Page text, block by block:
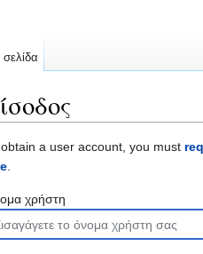
a user account, you must
.
χρήστη
σελίδα